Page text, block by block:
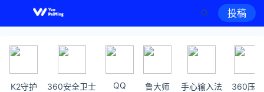
投稿
K2守护 360安全卫士 QQ 鲁大师 手心输入法 360压缩